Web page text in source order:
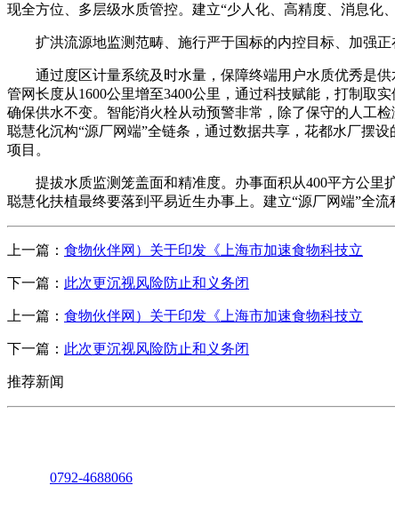
现全方位、多层级水质管控。建立“少人化、高精度、消息化
扩洪流源地监测范畴、施行严于国标的内控目标、加强正
通过度区计量系统及时水量，保障终端用户水质优秀是供
管网长度从1600公里增至3400公里，通过科技赋能，打制取
确保供水不变。智能消火栓从动预警非常，除了保守的人工
聪慧化沉构“源厂网端”全链条，通过数据共享，花都水厂摆
项目。
提拔水质监测笼盖面和精准度。办事面积从400平方公里扩
聪慧化扶植最终要落到平易近生办事上。建立“源厂网端”全
上一篇： 食物伙伴网）关于印发《上海市加速食物科技立
下一篇： 此次更沉视风险防止和义务闭
上一篇： 食物伙伴网）关于印发《上海市加速食物科技立
下一篇： 此次更沉视风险防止和义务闭
推荐新闻
0792-4688066